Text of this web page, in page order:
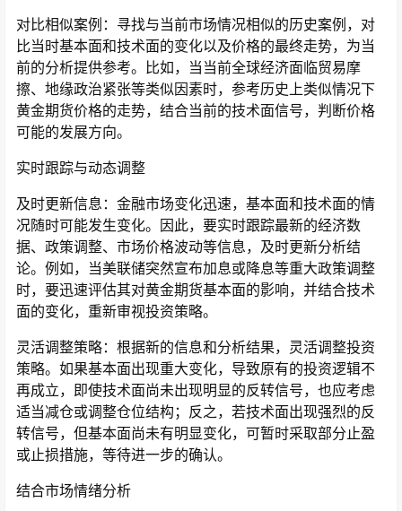
对比相似案例：寻找与当前市场情况相似的历史案例，对
比当时基本面和技术面的变化以及价格的最终走势，为当
前的分析提供参考。比如，当当前全球经济面临贸易摩
擦、地缘政治紧张等类似因素时，参考历史上类似情况下
黄金期货价格的走势，结合当前的技术面信号，判断价格
可能的发展方向。
实时跟踪与动态调整
及时更新信息：金融市场变化迅速，基本面和技术面的情
况随时可能发生变化。因此，要实时跟踪最新的经济数
据、政策调整、市场价格波动等信息，及时更新分析结
论。例如，当美联储突然宣布加息或降息等重大政策调整
时，要迅速评估其对黄金期货基本面的影响，并结合技术
面的变化，重新审视投资策略。
灵活调整策略：根据新的信息和分析结果，灵活调整投资
策略。如果基本面出现重大变化，导致原有的投资逻辑不
再成立，即使技术面尚未出现明显的反转信号，也应考虑
适当减仓或调整仓位结构；反之，若技术面出现强烈的反
转信号，但基本面尚未有明显变化，可暂时采取部分止盈
或止损措施，等待进一步的确认。
结合市场情绪分析